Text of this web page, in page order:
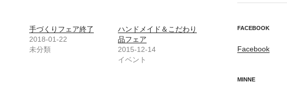
手づくりフェア終了
2018-01-22
未分類
ハンドメイド＆こだわり
品フェア
2015-12-14
イベント
FACEBOOK
Facebook
MINNE